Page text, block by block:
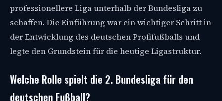
professionellere Liga unterhalb der Bundesliga zu
schaffen. Die Einführung war ein wichtiger Schritt in
der Entwicklung des deutschen Profifußballs und
legte den Grundstein für die heutige Ligastruktur.
Welche Rolle spielt die 2. Bundesliga für den
deutschen Fußball?